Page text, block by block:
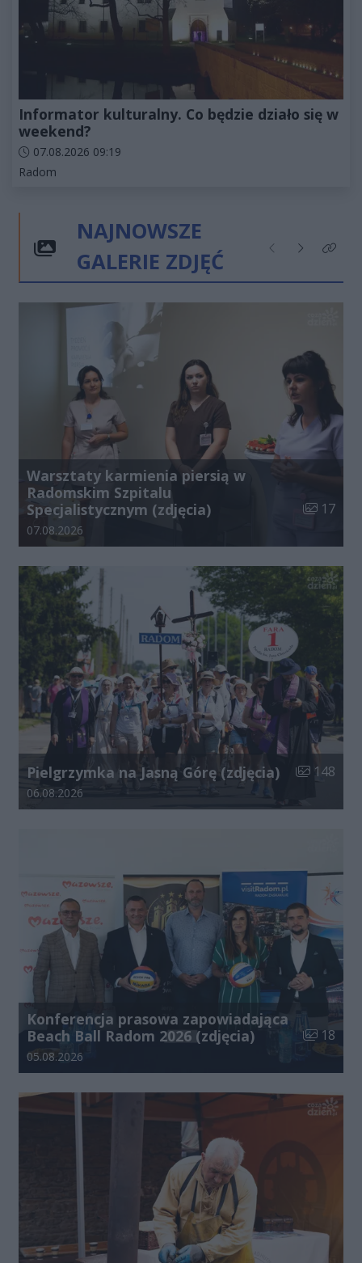
Informator kulturalny. Co będzie działo się w
weekend?
Data dodania artykułu:
07.08.2026 09:19
Kategorie artykułu:
Radom
NAJNOWSZE
GALERIE ZDJĘĆ
Poprzednie
NastępneKliknij
Warsztaty karmienia piersią w
Radomskim Szpitalu
Specjalistycznym (zdjęcia)
Liczba
17
Data dodania galerii:
07.08.2026
Pielgrzymka na Jasną Górę (zdjęcia) Liczba
148
Data dodania galerii:
06.08.2026
Konferencja prasowa zapowiadająca
Beach Ball Radom 2026 (zdjęcia)
Liczba
18
Data dodania galerii:
05.08.2026